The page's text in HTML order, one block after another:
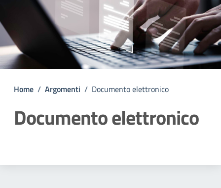
Home / Argomenti / Documento elettronico
Documento elettronico